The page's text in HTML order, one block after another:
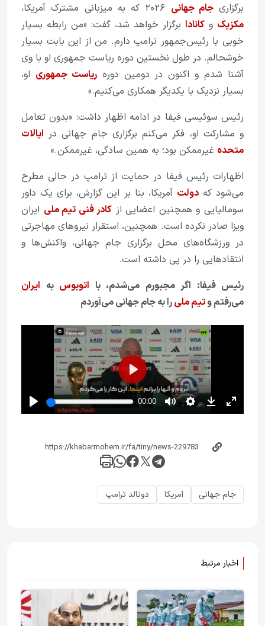
برگزاریجام جهانی
مکزیک و کانادا برگزار خواهد شد، گفت: «من رابطه بسیار
خوبی با رئیس‌جمهور ترامپ دارم. من از این بابت بسیار
خوشحالم. در طول نخستین دوره ریاست جمهوری او با وی
آشنا شدم و اکنون در دومین دورهریاست جمهوری او،
بسیار نزدیک با یکدیگر همکاری می‌کنیم.»
رئیس سوئیسی فیفا در ادامه اظهار داشت: «بدون تعامل
و مشارکت او، فکر می‌کنم برگزاری جام جهانی در ایالات
متحده غیرممکن بود؛ به همین سادگی، غیرممکن.»
اظهارات رئیس فیفا در حمایت از ترامپ در حالی مطرح
می‌شود کهدولت آمریکا، بنا بر این گزارش، برای یک داور
سومالیایی و همچنین اعضایی از کادر فنی تیم ملی ایران
ویزا صادر نکرده است. همچنین، استقرار نیروهای مهاجرتی
در ورزشگاه‌های محل برگزاری جام جهانی، واکنش‌ها و
انتقادهایی را در پی داشته است.
رئیس فیفا: اگر مجبورم می‌‌شدم، با اتوبوس به ایران
می‌‌رفتم وتیم ملیرا به جام جهانی می‌‌آوردم
جام جهانی آمریکا دونالد ترامپ
اخبار مرتبط